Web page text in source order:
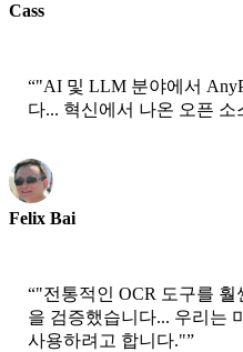
Cass
“"AI 및 LLM 분야에서
다... 혁신에서 나온 오픈
Felix Bai
“"전통적인 OCR 도구를 훨
을 검증했습니다... 우리는
사용하려고 합니다."”